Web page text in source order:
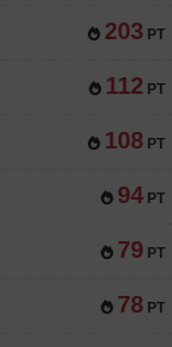
203 PT
112 PT
108 PT
94 PT
79 PT
78 PT